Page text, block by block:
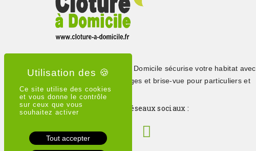
Depuis 2015, Clôture à Domicile sécurise votre habitat avec
clôtures, portails, grillages et brise-vue pour particuliers et
professionnels
Suivez-nous sur les réseaux sociaux :
Ce site utilise des cookies
et vous donne le contrôle
sur ceux que vous
souhaitez activer
Tout accepter